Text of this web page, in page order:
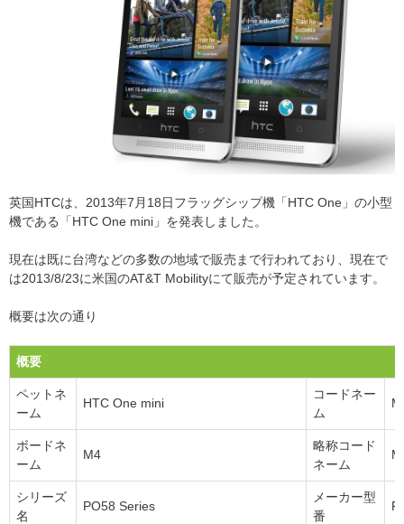
英国HTCは、2013年7月18日フラッグシップ機「HTC One」の小型
機である「HTC One mini」を発表しました。
現在は既に台湾などの多数の地域で販売まで行われており、現在で
は2013/8/23に米国のAT&T Mobilityにて販売が予定されています。
概要は次の通り
概要
ペットネ
ーム
HTC One mini
コードネー
ム
ボードネ
ーム
M4
略称コード
ネーム
シリーズ
名
PO58 Series
メーカー型
番